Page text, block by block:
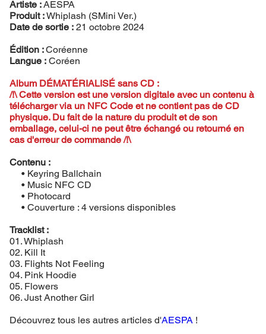
Artiste :AESPA
Produit :Whiplash (SMini Ver.)
Date de sortie :21 octobre 2024
Édition :Coréenne
Langue :Coréen
Album DÉMATÉRIALISÉ sans CD :
/!\ Cette version est une version digitale avec un contenu à
télécharger via un NFC Code et ne contient pas de CD
physique. Du fait de la nature du produit et de son
emballage, celui-ci ne peut être échangé ou retourné en
cas d'erreur de commande /!\
Contenu :
• Keyring Ballchain
• Music NFC CD
• Photocard
• Couverture : 4 versions disponibles
Tracklist :
01. Whiplash
02. Kill It
03. Flights Not Feeling
04. Pink Hoodie
05. Flowers
06. Just Another Girl
Découvrez tous les autres articles d'AESPA !